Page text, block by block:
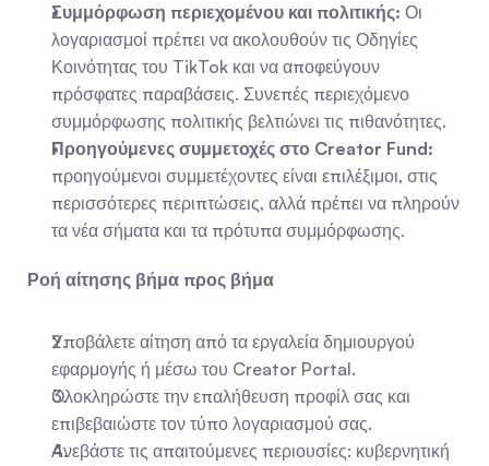
Συμμόρφωση περιεχομένου και πολιτικής: Οι
λογαριασμοί πρέπει να ακολουθούν τις Οδηγίες
Κοινότητας του TikTok και να αποφεύγουν
πρόσφατες παραβάσεις. Συνεπές περιεχόμενο
συμμόρφωσης πολιτικής βελτιώνει τις πιθανότητες.
Προηγούμενες συμμετοχές στο Creator Fund:
προηγούμενοι συμμετέχοντες είναι επιλέξιμοι, στις
περισσότερες περιπτώσεις, αλλά πρέπει να πληρούν
τα νέα σήματα και τα πρότυπα συμμόρφωσης.
Ροή αίτησης βήμα προς βήμα
Υποβάλετε αίτηση από τα εργαλεία δημιουργού
εφαρμογής ή μέσω του Creator Portal.
Ολοκληρώστε την επαλήθευση προφίλ σας και
επιβεβαιώστε τον τύπο λογαριασμού σας.
Ανεβάστε τις απαιτούμενες περιουσίες: κυβερνητική